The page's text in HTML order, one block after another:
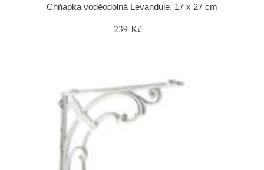
Chňapka voděodolná Levandule, 17 x 27 cm
239 Kč